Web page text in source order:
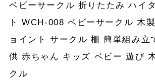
ベビーサークル 折りたたみ ハイ
ト WCH-008 ベビーサークル 木
ョイント サークル 柵 簡単組み立
供 赤ちゃん キッズ ベビー 遊び
クル